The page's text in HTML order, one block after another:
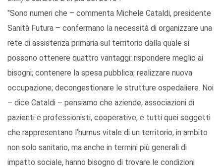
"Sono numeri che – commenta Michele Cataldi, presidente
Sanità Futura – confermano la necessità di organizzare una
rete di assistenza primaria sul territorio dalla quale si
possono ottenere quattro vantaggi: rispondere meglio ai
bisogni; contenere la spesa pubblica; realizzare nuova
occupazione; decongestionare le strutture ospedaliere. Noi
– dice Cataldi – pensiamo che aziende, associazioni di
pazienti e professionisti, cooperative, e tutti quei soggetti
che rappresentano l’humus vitale di un territorio, in ambito
non solo sanitario, ma anche in termini più generali di
impatto sociale, hanno bisogno di trovare le condizioni